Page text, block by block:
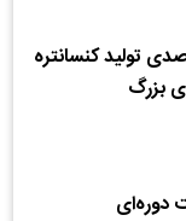
14 درصدی تولید کنسانتره
بزرگ
دوره‌ای